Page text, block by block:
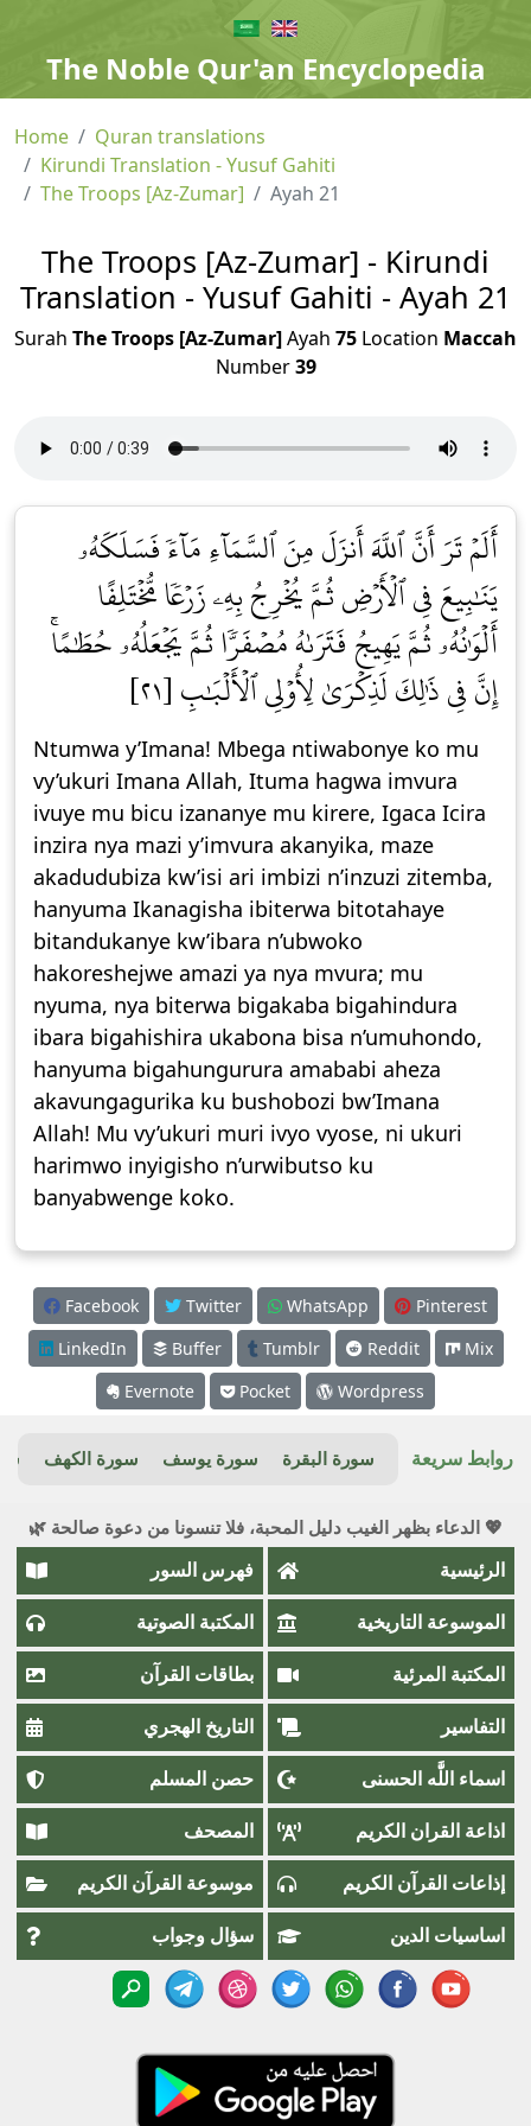
The Noble Qur'an Encyclopedia
Home
Quran translations
Kirundi Translation - Yusuf Gahiti
The Troops [Az-Zumar]
Ayah 21
The Troops [Az-Zumar] - Kirundi
Translation - Yusuf Gahiti - Ayah 21
Surah The Troops [Az-Zumar]Ayah 75 Location Maccah
Number39
أَلَمۡ تَرَ أَنَّ ٱللَّهَ أَنزَلَ مِنَ ٱلسَّمَآءِ مَآءٗ فَسَلَكَهُۥ
يَنَٰبِيعَ فِي ٱلۡأَرۡضِ ثُمَّ يُخۡرِجُ بِهِۦ زَرۡعٗا مُّخۡتَلِفًا
أَلۡوَٰنُهُۥ ثُمَّ يَهِيجُ فَتَرَىٰهُ مُصۡفَرّٗا ثُمَّ يَجۡعَلُهُۥ حُطَٰمًاۚ
إِنَّ فِي ذَٰلِكَ لَذِكۡرَىٰ لِأُوْلِي ٱلۡأَلۡبَٰبِ [٢١]
Ntumwa y’Imana! Mbega ntiwabonye ko mu
vy’ukuri Imana Allah, Ituma hagwa imvura
ivuye mu bicu izananye mu kirere, Igaca Icira
inzira nya mazi y’imvura akanyika, maze
akadudubiza kw’isi ari imbizi n’inzuzi zitemba,
hanyuma Ikanagisha ibiterwa bitotahaye
bitandukanye kw’ibara n’ubwoko
hakoreshejwe amazi ya nya mvura; mu
nyuma, nya biterwa bigakaba bigahindura
ibara bigahishira ukabona bisa n’umuhondo,
hanyuma bigahungurura amababi aheza
akavungagurika ku bushobozi bw’Imana
Allah! Mu vy’ukuri muri ivyo vyose, ni ukuri
harimwo inyigisho n’urwibutso ku
banyabwenge koko.
Facebook Twitter WhatsApp
Pinterest
LinkedIn
Buffer Tumblr Reddit
Mix
Evernote
Pocket Wordpress
روابط سريعة سورة البقرة سورة يوسف سورة الكهف
💖 الدعاء بظهر الغيب دليل المحبة، فلا تنسونا من دعوة صالحة 🌿
الرئيسية فهرس السور
الموسوعة التاريخية المكتبة الصوتية
المكتبة المرئية بطاقات القرآن
التفاسير التاريخ الهجري
اسماء اللَّٰه الحسنى حصن المسلم
اذاعة القران الكريم المصحف
إذاعات القرآن الكريم موسوعة القرآن الكريم
اساسيات الدين سؤال وجواب